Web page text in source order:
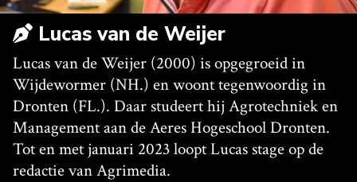
Lucas van de Weijer
Lucas van de Weijer (2000) is opgegroeid in
Wijdewormer (NH.) en woont tegenwoordig in
Dronten (FL.). Daar studeert hij Agrotechniek en
Management aan de Aeres Hogeschool Dronten.
Tot en met januari 2023 loopt Lucas stage op de
redactie van Agrimedia.